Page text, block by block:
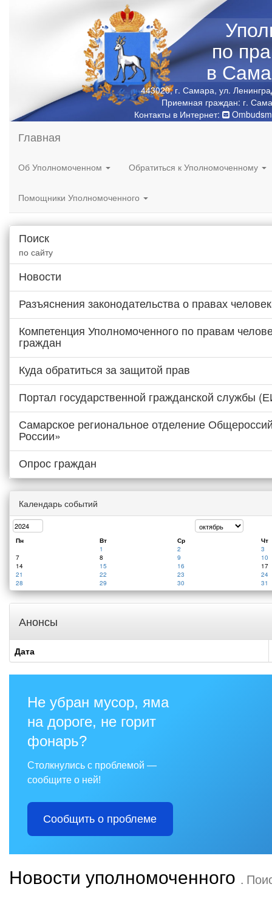
по
в
443020, г. Самара, ул.
Приемная граждан: г.
Контакты в Интернет:
Главная
Об Уполномоченном Обратиться к Уполномоченному
Помощники Уполномоченного
Поиск
по сайту
Новости
Разъяснения законодательства о правах
Компетенция Уполномоченного по правам
граждан
Куда обратиться за защитой прав
Портал государственной гражданской службы
Самарское региональное отделение
России»
Опрос граждан
Календарь событий
Пн Вт Ср
Чт
1
2
3
7
8 9
10
14
15 16
17
21
22 23
24
28
29 30 31
Анонсы
Дата
Не убран мусор, яма
на дороге, не горит
фонарь?
Столкнулись с проблемой —
сообщите о ней!
Сообщить о проблеме
Новости уполномоченного .